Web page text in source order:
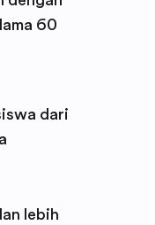
60
dari
lebih